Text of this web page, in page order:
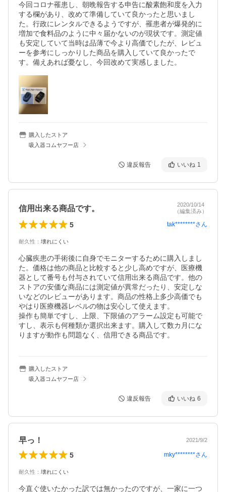
今回コロナ罹患し、朝晩報告する申告に酸素飽和度を入力
する欄があり、改めて準備していて良かったと思いまし
た。行政にレンタルできるようですが、罹患者が爆発的に
増加で食料品のように中々届かないのが現状です。測定値
も安定していて当時は品薄で今より高価でしたが、レビュ
ーを参考にしっかりした商品を購入していて良かったで
す。備えあれば憂なし、今回改めて実感しました。
購入したストア
吸入器コムヤフー店
違反報告 いいね 1
信用出来る商品です。
2020/10/14
（編集済み）
5 tak********さん
耐久性 ： 壊れにくい
心臓疾患の手術後に自身でモニターするために購入しまし
た。価格は他の商品と比較すると少し高めですが、医療機
器として番号も付与されていて信用出来る商品です。他の
ストアの安価な商品には測定値が異常だったり、安定しな
いなどのレビューがあります。商品の性格上多少高価でも
やはり医療機器レベルの物は安心して使えます。
操作も簡単ですし、上限、下限値のアラーム設定も可能で
すし、表示も何種類か選択出来ます。購入して数カ月にな
りますが動作も問題なく、信用できる商品です。
購入したストア
吸入器コムヤフー店
違反報告 いいね 6
早っ！ 2021/9/2
5 mky********さん
耐久性 ： 壊れにくい
今直ぐ使いたかった訳では無かったのですが、一家に一つ